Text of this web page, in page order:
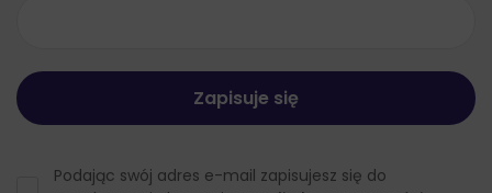
Podając swój adres e-mail zapisujesz się do